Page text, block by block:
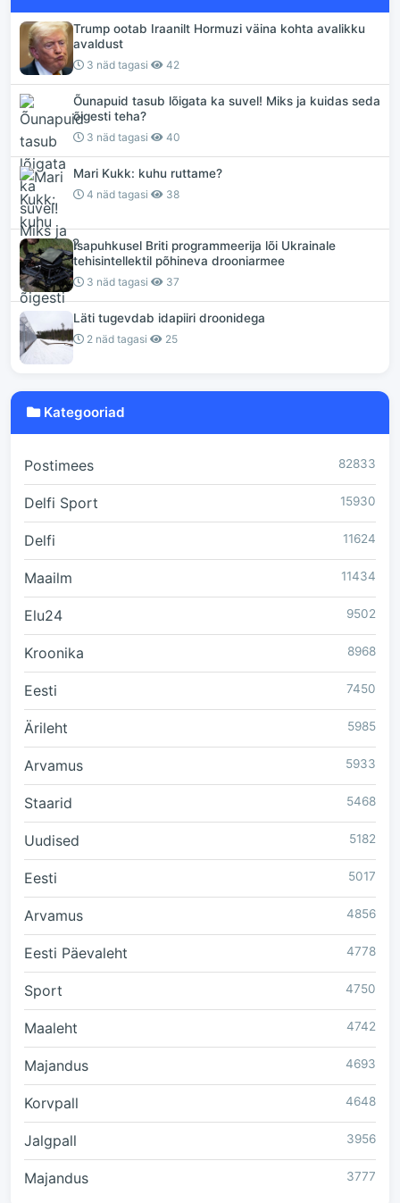
Trump ootab Iraanilt Hormuzi väina kohta avalikku
avaldust
3 näd tagasi 42
Õunapuid tasub lõigata ka suvel! Miks ja kuidas seda
õigesti teha?
3 näd tagasi 40
Mari Kukk: kuhu ruttame?
4 näd tagasi 38
Isapuhkusel Briti programmeerija lõi Ukrainale
tehisintellektil põhineva drooniarmee
3 näd tagasi 37
Läti tugevdab idapiiri droonidega
2 näd tagasi 25
Kategooriad
Postimees 82833
Delfi Sport 15930
Delfi 11624
Maailm 11434
Elu24 9502
Kroonika 8968
Eesti 7450
Ärileht 5985
Arvamus 5933
Staarid 5468
Uudised 5182
Eesti 5017
Arvamus 4856
Eesti Päevaleht 4778
Sport 4750
Maaleht 4742
Majandus 4693
Korvpall 4648
Jalgpall 3956
Majandus 3777